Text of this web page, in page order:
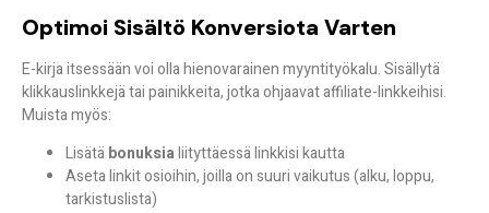
Optimoi Sisältö Konversiota Varten
E-kirja itsessään voi olla hienovarainen myyntityökalu. Sisällytä
klikkauslinkkejä tai painikkeita, jotka ohjaavat affiliate-linkkeihisi.
Muista myös:
Lisätäbonuksialiityttäessä linkkisi kautta
Aseta linkit osioihin, joilla on suuri vaikutus (alku, loppu,
tarkistuslista)